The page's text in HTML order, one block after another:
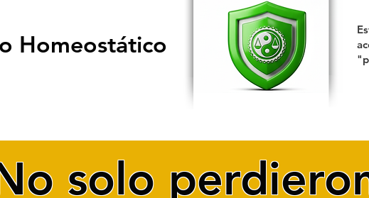
Homeostático
solo